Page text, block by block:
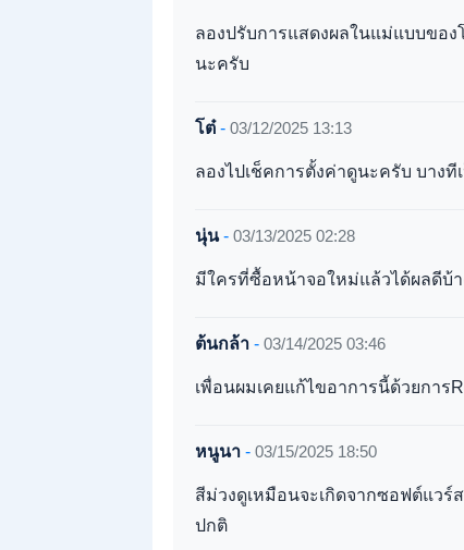
ลองปรับการแสดงผลในแม่แบบขอ
นะครับ
โต๋- 03/12/2025 13:13
ลองไปเช็คการตั้งค่าดูนะครับ บาง
นุ่น- 03/13/2025 02:28
มีใครที่ซื้อหน้าจอใหม่แล้วได้ผลดีบ้
ต้นกล้า- 03/14/2025 03:46
เพื่อนผมเคยแก้ไขอาการนี้ด้วยการ
หนูนา- 03/15/2025 18:50
สีม่วงดูเหมือนจะเกิดจากซอฟต์แว
ปกติ